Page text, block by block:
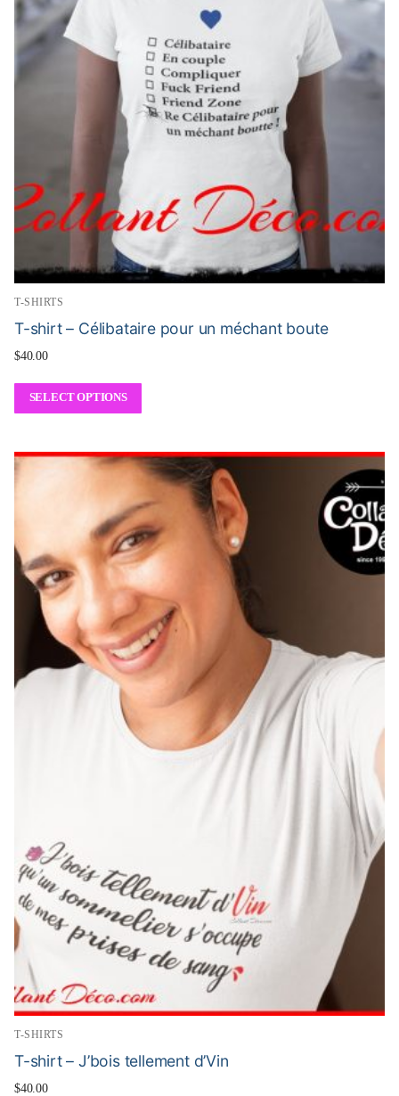
T-SHIRTS
T-shirt – Célibataire pour un méchant boute
$40.00
SELECT OPTIONS
T-SHIRTS
T-shirt – J’bois tellement d’Vin
$40.00